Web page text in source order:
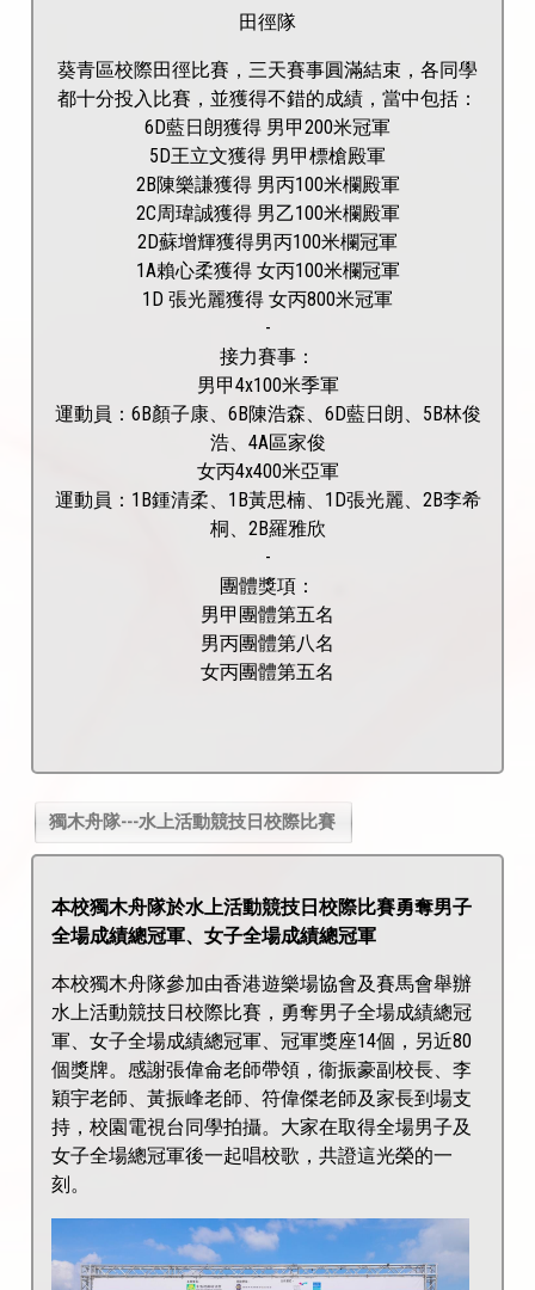
田徑隊
葵青區校際田徑比賽，三天賽事圓滿結束，各同學
都十分投入比賽，並獲得不錯的成績，當中包括：
6D藍日朗獲得 男甲200米冠軍
5D王立文獲得 男甲標槍殿軍
2B陳樂謙獲得 男丙100米欄殿軍
2C周瑋誠獲得 男乙100米欄殿軍
2D蘇增輝獲得男丙100米欄冠軍
1A賴心柔獲得 女丙100米欄冠軍
1D 張光麗獲得 女丙800米冠軍
-
接力賽事：
男甲4x100米季軍
運動員：6B顏子康、6B陳浩森、6D藍日朗、5B林俊
浩、4A區家俊
女丙4x400米亞軍
運動員：1B鍾清柔、1B黃思楠、1D張光麗、2B李希
桐、2B羅雅欣
-
團體獎項：
男甲團體第五名
男丙團體第八名
女丙團體第五名
獨木舟隊---水上活動競技日校際比賽
本校獨木舟隊於水上活動競技日校際比賽勇奪男子
全場成績總冠軍、女子全場成績總冠軍
本校獨木舟隊參加由香港遊樂場協會及賽馬會舉辦
水上活動競技日校際比賽，勇奪男子全場成績總冠
軍、女子全場成績總冠軍、冠軍獎座14個，另近80
個獎牌。感謝張偉侖老師帶領，衞振豪副校長、李
穎宇老師、黃振峰老師、符偉傑老師及家長到場支
持，校園電視台同學拍攝。大家在取得全場男子及
女子全場總冠軍後一起唱校歌，共證這光榮的一
刻。